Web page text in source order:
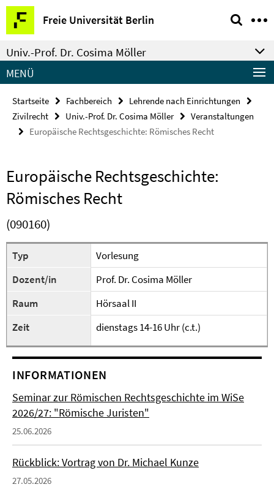
Springe
direkt
zu
Inhalt
Freie Universität Berlin
Service-
Navigation
Univ.-Prof. Dr. Cosima Möller
MENÜ
Startseite Fachbereich
Lehrende nach Einrichtungen
Zivilrecht
Univ.-Prof. Dr. Cosima Möller
Veranstaltungen
Europäische Rechtsgeschichte: Römisches Recht
Europäische Rechtsgeschichte:
Römisches Recht
(090160)
Typ
Vorlesung
Dozent/in
Prof. Dr. Cosima Möller
Raum
Hörsaal II
Zeit
dienstags 14-16 Uhr (c.t.)
INFORMATIONEN
Seminar zur Römischen Rechtsgeschichte im WiSe
2026/27: "Römische Juristen"
25.06.2026
Rückblick: Vortrag von Dr. Michael Kunze
27.05.2026